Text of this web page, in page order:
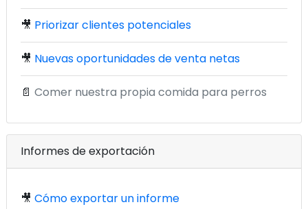
🎥 Priorizar clientes potenciales
🎥 Nuevas oportunidades de venta netas
📄 Comer nuestra propia comida para perros
Informes de exportación
🎥 Cómo exportar un informe